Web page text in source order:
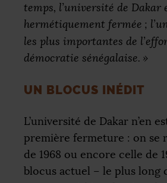
temps, l’université de Dakar
hermétiquement fermée ;
les plus importantes de
démocratie sénégalaise. »
UN BLOCUS INÉDIT
L’université de Dakar n’en
première fermeture : on se
de 1968 ou encore celle de
blocus actuel – le plus long